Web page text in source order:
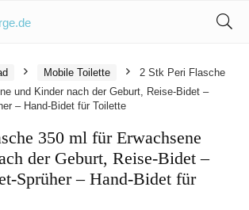
Mobile Toilette
2 Stk Peri Flasche
und Kinder nach der Geburt, Reise-Bidet –
– Hand-Bidet für Toilette
350 ml für Erwachsene
der Geburt, Reise-Bidet –
Sprüher – Hand-Bidet für